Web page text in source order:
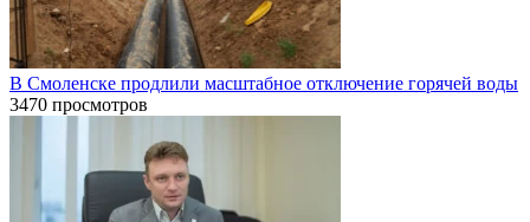
В Смоленске продлили масштабное отключение горячей воды
3470 просмотров